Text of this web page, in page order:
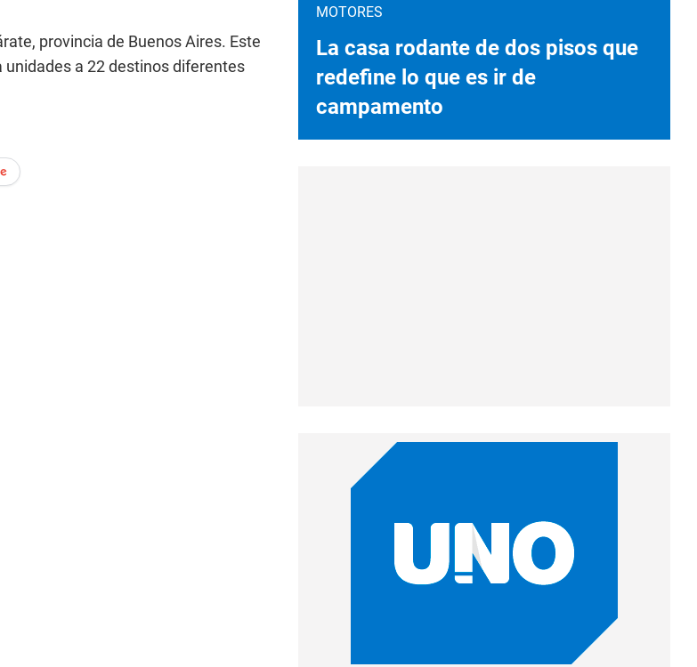
provincia de Buenos Aires. Este
a 22 destinos diferentes
MOTORES
La casa rodante de dos pisos que
redefine lo que es ir de
campamento